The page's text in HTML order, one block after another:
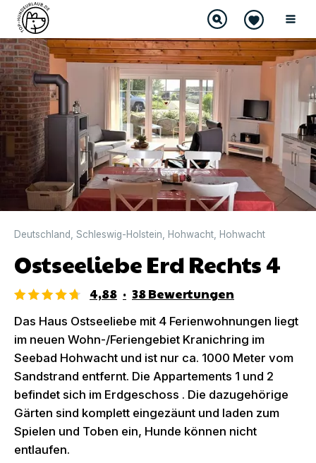
DIREKT BUCHBAR
Deutschland Schleswig-Holstein Hohwacht Hohwacht
Ostseeliebe Erd Rechts 4
4,88 · 38Bewertungen
Das Haus Ostseeliebe mit 4 Ferienwohnungen liegt
im neuen Wohn-/Feriengebiet Kranichring im
Seebad Hohwacht und ist nur ca. 1000 Meter vom
Sandstrand entfernt. Die Appartements 1 und 2
befindet sich im Erdgeschoss . Die dazugehörige
Gärten sind komplett eingezäunt und laden zum
Spielen und Toben ein, Hunde können nicht
entlaufen.